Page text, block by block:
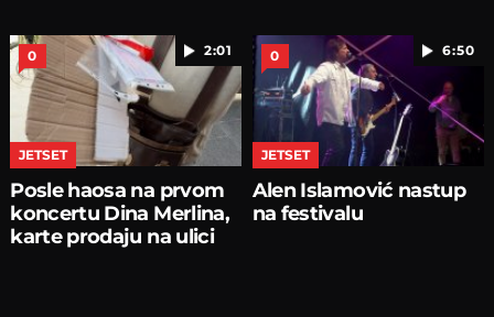
2:01
0
JETSET
Posle haosa na prvom
koncertu Dina Merlina,
karte prodaju na ulici
6:50
0
JETSET
Alen Islamović nastup
na festivalu